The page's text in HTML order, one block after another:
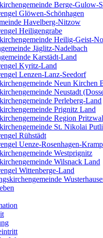
Berge-Gulow-
Glöwen-Schönhagen
Havelberg-Nitzow
Heiligengrabe
Heilig-Geist-
Jäglitz-Nadelbach
Karstädt-Land
Kyritz-Land
Lenzen-Lanz-Seedorf
Neun Kirchen
Neustadt
Perleberg-Land
Prignitz Land
Region
St. Nikolai
Rühstädt
Uenze-Rosenhagen-
Westprignitz
Wilsnack Land
Wittenberge-Land